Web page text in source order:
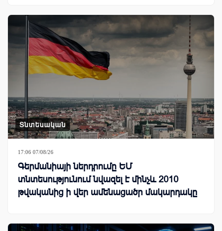
Տնտեսական
17:06 07/08/26
Գերմանիայի ներդրումը ԵՄ
տնտեսությունում նվազել է մինչև 2010
թվականից ի վեր ամենացածր մակարդակը